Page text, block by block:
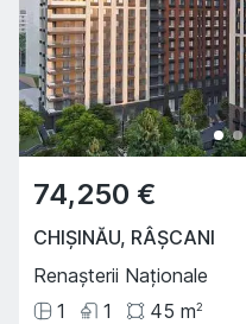
74,250 €
CHIȘINĂU, RÂȘCANI
Renașterii Naționale
1
1 45 m2